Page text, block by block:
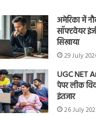
अमेरिका में
सॉफ्टवेयर
सिखाया
29 July
UGC NET
पेपर लीक
इंतजार
26 July